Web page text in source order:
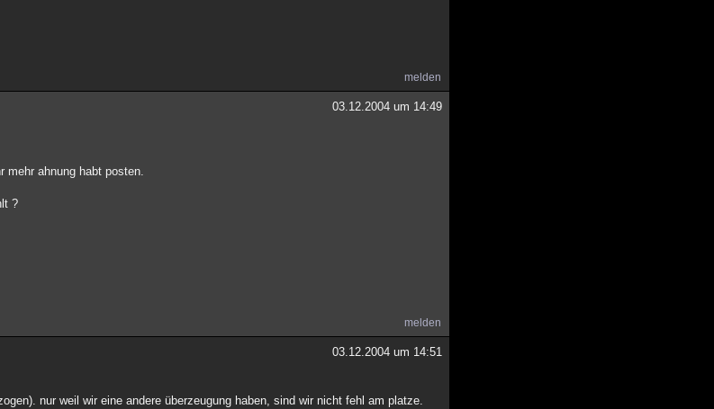
melden
03.12.2004 um 14:49
mehr ahnung habt posten.
?
melden
03.12.2004 um 14:51
nur weil wir eine andere überzeugung haben, sind wir nicht fehl am platze.